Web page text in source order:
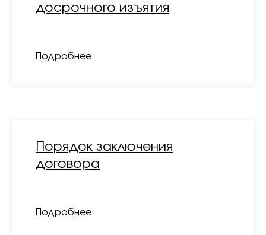
досрочного изъятия
Подробнее
Порядок заключения
договора
Подробнее